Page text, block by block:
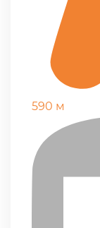
590 м